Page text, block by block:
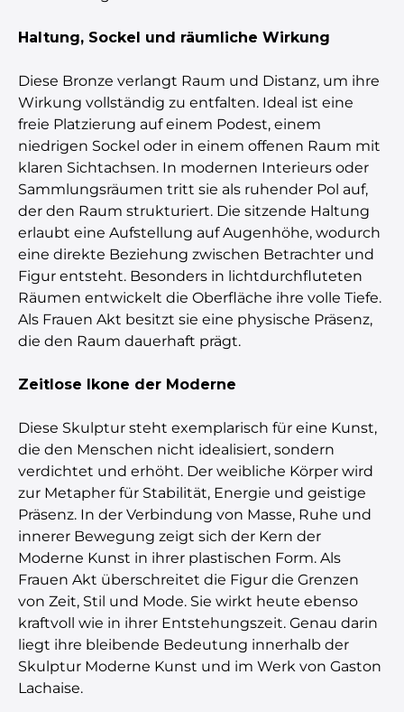
Haltung, Sockel und räumliche Wirkung
Diese Bronze verlangt Raum und Distanz, um ihre
Wirkung vollständig zu entfalten. Ideal ist eine
freie Platzierung auf einem Podest, einem
niedrigen Sockel oder in einem offenen Raum mit
klaren Sichtachsen. In modernen Interieurs oder
Sammlungsräumen tritt sie als ruhender Pol auf,
der den Raum strukturiert. Die sitzende Haltung
erlaubt eine Aufstellung auf Augenhöhe, wodurch
eine direkte Beziehung zwischen Betrachter und
Figur entsteht. Besonders in lichtdurchfluteten
Räumen entwickelt die Oberfläche ihre volle Tiefe.
Als Frauen Akt besitzt sie eine physische Präsenz,
die den Raum dauerhaft prägt.
Zeitlose Ikone der Moderne
Diese Skulptur steht exemplarisch für eine Kunst,
die den Menschen nicht idealisiert, sondern
verdichtet und erhöht. Der weibliche Körper wird
zur Metapher für Stabilität, Energie und geistige
Präsenz. In der Verbindung von Masse, Ruhe und
innerer Bewegung zeigt sich der Kern der
Moderne Kunst in ihrer plastischen Form. Als
Frauen Akt überschreitet die Figur die Grenzen
von Zeit, Stil und Mode. Sie wirkt heute ebenso
kraftvoll wie in ihrer Entstehungszeit. Genau darin
liegt ihre bleibende Bedeutung innerhalb der
Skulptur Moderne Kunst und im Werk von Gaston
Lachaise.